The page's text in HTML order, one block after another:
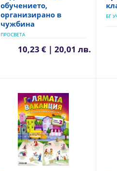
обучението,
организирано в
чужбина
ПРОСВЕТА
10,23 € | 20,01 лв.
БГ